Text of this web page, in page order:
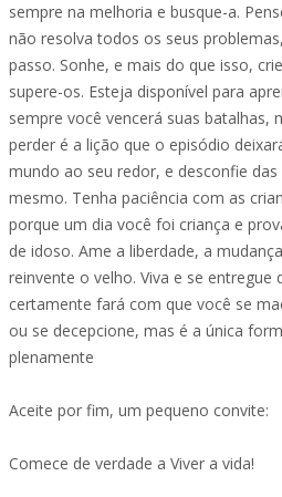
sempre na melhoria e busque-a.
não resolva todos os seus
passo. Sonhe, e mais do que isso,
supere-os. Esteja disponível para
sempre você vencerá suas batalhas,
perder é a lição que o episódio
mundo ao seu redor, e desconfie
mesmo. Tenha paciência com as
porque um dia você foi criança e
de idoso. Ame a liberdade, a
reinvente o velho. Viva e se entregue
certamente fará com que você se
ou se decepcione, mas é a única
plenamente
Aceite por fim, um pequeno convite:
Comece de verdade a Viver a vida!